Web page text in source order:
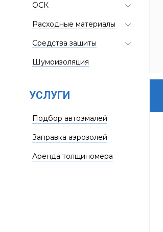
ОСК
Расходные материалы
Средства защиты
Шумоизоляция
УСЛУГИ
Подбор автоэмалей
Заправка аэрозолей
Аренда толщиномера